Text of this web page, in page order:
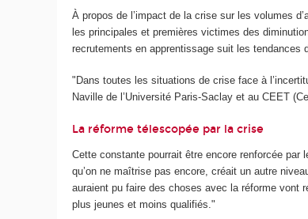
À propos de l’impact de la crise sur les volumes
les principales et premières victimes des
recrutements en apprentissage suit les tendances
"Dans toutes les situations de crise face à
Naville de l’Université Paris-Saclay et au CEET
La réforme télescopée par la crise
Cette constante pourrait être encore renforcée
qu’on ne maîtrise pas encore, créait un autre
auraient pu faire des choses avec la réforme vont
plus jeunes et moins qualifiés."